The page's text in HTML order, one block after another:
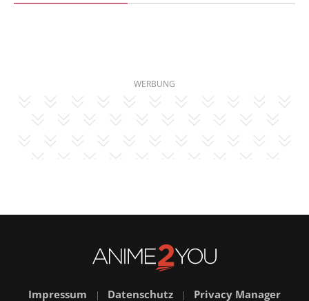
WERBUNG
Impressum | Datenschutz | Privacy Manager